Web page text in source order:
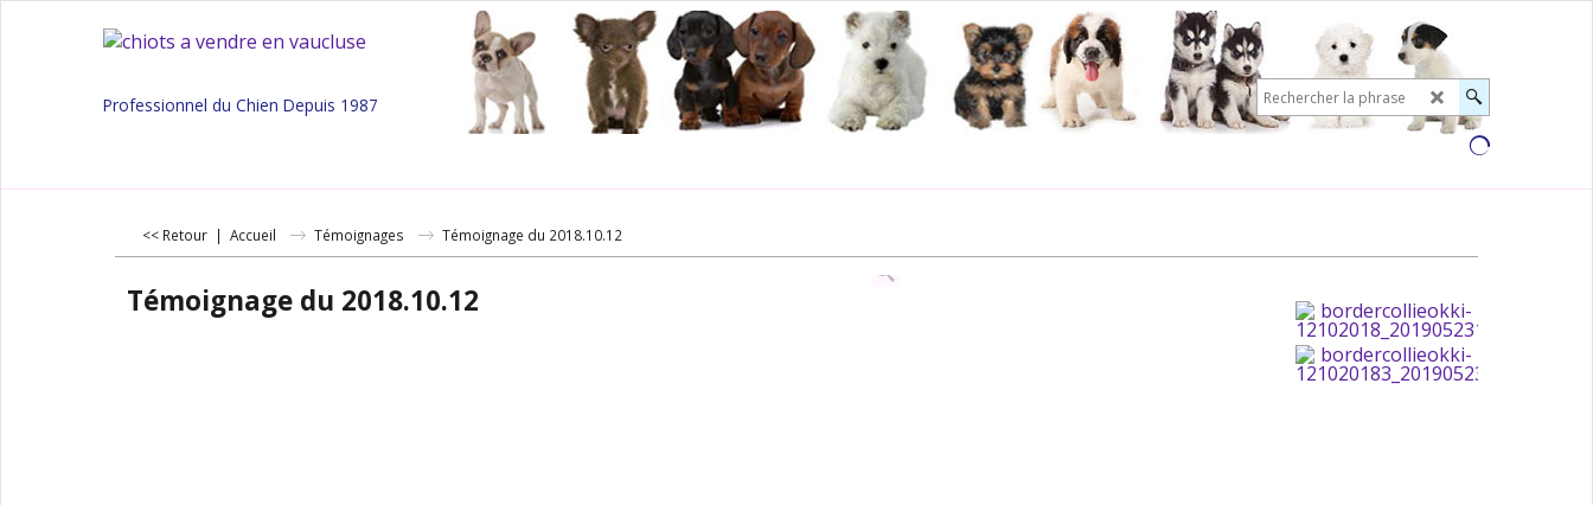
Professionnel du Chien Depuis 1987
<< Retour | Accueil Témoignages Témoignage du 2018.10.12
Témoignage du 2018.10.12